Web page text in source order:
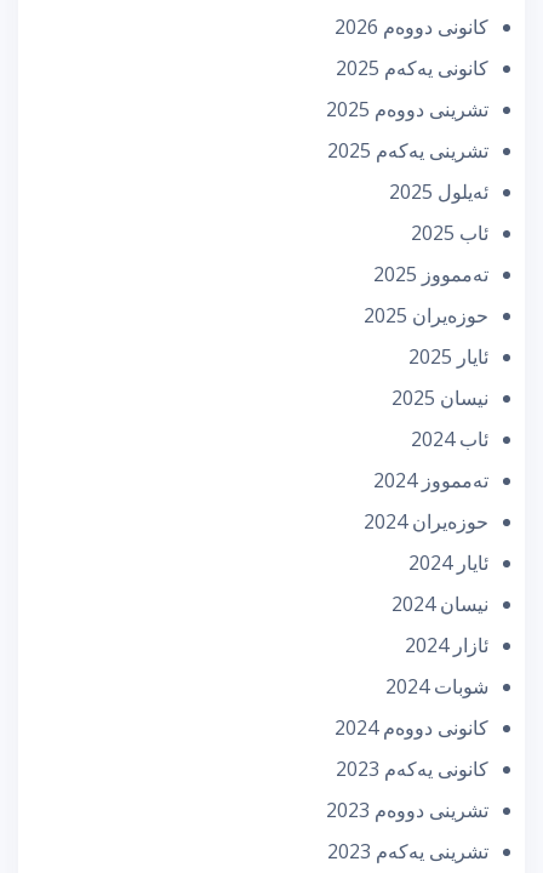
كانونی دووه‌م 2026
كانونی یه‌كه‌م 2025
تشرینی دووه‌م 2025
تشرینی یه‌كه‌م 2025
ئه‌یلول 2025
ئاب 2025
تەممووز 2025
حوزه‌یران 2025
ئایار 2025
نیسان 2025
ئاب 2024
تەممووز 2024
حوزه‌یران 2024
ئایار 2024
نیسان 2024
ئازار 2024
شوبات 2024
كانونی دووه‌م 2024
كانونی یه‌كه‌م 2023
تشرینی دووه‌م 2023
تشرینی یه‌كه‌م 2023